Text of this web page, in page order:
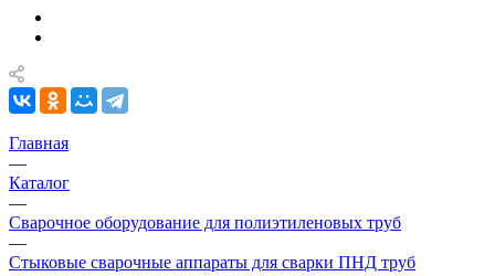
Главная
—
Каталог
—
Сварочное оборудование для полиэтиленовых труб
—
Стыковые сварочные аппараты для сварки ПНД труб